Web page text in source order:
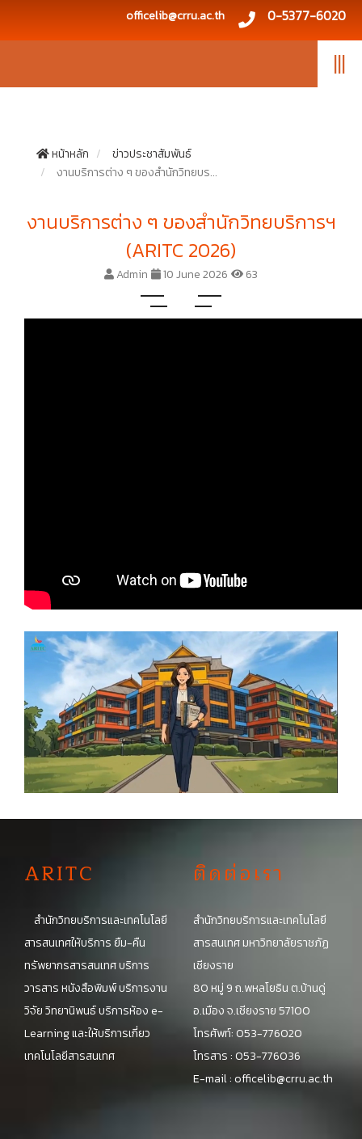
officelib@crru.ac.th 0-5377-6020
|||
หน้าหลัก
ข่าวประชาสัมพันธ์
งานบริการต่าง ๆ ของสำนักวิทยบร...
งานบริการต่าง ๆ ของสำนักวิทยบริการฯ
(ARITC 2026)
Admin 10 June 2026 63
ARITC
สำนักวิทยบริการและเทคโนโลยี
สารสนเทศให้บริการ ยืม-คืน
ทรัพยากรสารสนเทศ บริการ
วารสาร หนังสือพิมพ์ บริการงาน
วิจัย วิทยานิพนธ์ บริการห้อง e-
Learning และให้บริการเกี่ยว
เทคโนโลยีสารสนเทศ
ติดต่อเรา
สำนักวิทยบริการและเทคโนโลยี
สารสนเทศ มหาวิทยาลัยราชภัฏ
เชียงราย
80 หมู่ 9 ถ.พหลโยธิน ต.บ้านดู่
อ.เมือง จ.เชียงราย 57100
โทรศัพท์: 053-776020
โทรสาร : 053-776036
E-mail :officelib@crru.ac.th